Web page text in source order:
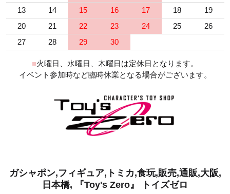
13
14 15 16 17 18
19
20
21 22 23 24 25
26
27
28 29 30
■火曜日、水曜日、木曜日は定休日となります。
イベント参加時など臨時休業となる場合がございます。
ガシャポン,フィギュア,トミカ,食玩,販売,通販,大阪,
日本橋, 『Toy's Zero』 トイズゼロ